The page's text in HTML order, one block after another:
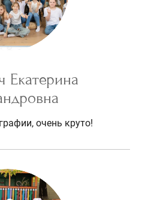
Екатерина
очень круто!